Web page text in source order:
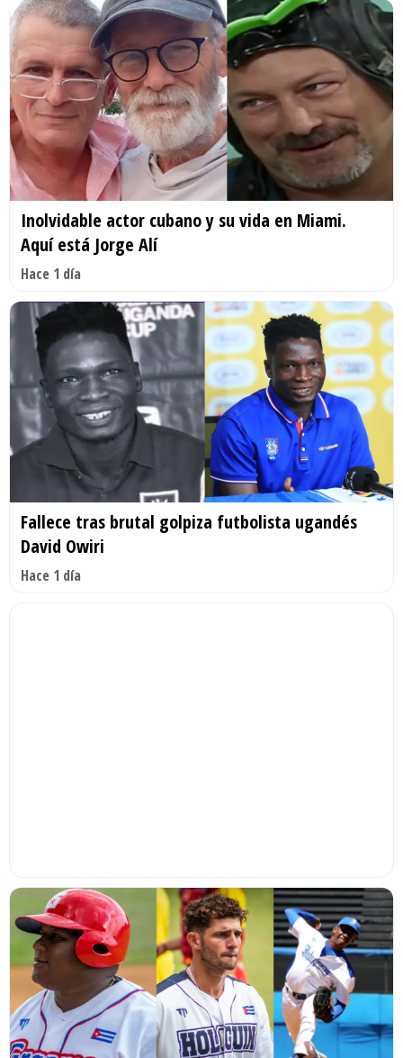
Inolvidable actor cubano y su vida en Miami.
Aquí está Jorge Alí
Hace 1 día
Fallece tras brutal golpiza futbolista ugandés
David Owiri
Hace 1 día